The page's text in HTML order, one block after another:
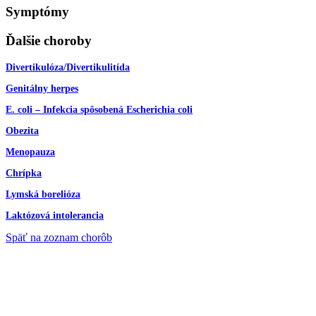
Symptómy
Ďalšie choroby
Divertikulóza/Divertikulitída
Genitálny herpes
E. coli – Infekcia spôsobená Escherichia coli
Obezita
Menopauza
Chrípka
Lymská borelióza
Laktózová intolerancia
Späť na zoznam chorôb